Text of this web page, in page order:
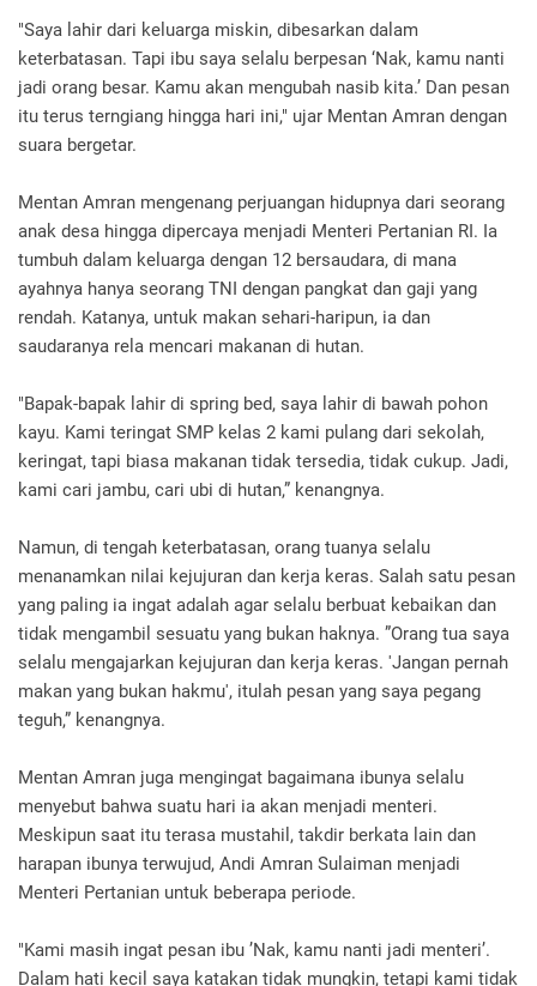
"Saya lahir dari keluarga miskin, dibesarkan dalam
keterbatasan. Tapi ibu saya selalu berpesan ‘Nak, kamu nanti
jadi orang besar. Kamu akan mengubah nasib kita.’ Dan pesan
itu terus terngiang hingga hari ini," ujar Mentan Amran dengan
suara bergetar.
Mentan Amran mengenang perjuangan hidupnya dari seorang
anak desa hingga dipercaya menjadi Menteri Pertanian RI. Ia
tumbuh dalam keluarga dengan 12 bersaudara, di mana
ayahnya hanya seorang TNI dengan pangkat dan gaji yang
rendah. Katanya, untuk makan sehari-haripun, ia dan
saudaranya rela mencari makanan di hutan.
"Bapak-bapak lahir di spring bed, saya lahir di bawah pohon
kayu. Kami teringat SMP kelas 2 kami pulang dari sekolah,
keringat, tapi biasa makanan tidak tersedia, tidak cukup. Jadi,
kami cari jambu, cari ubi di hutan,” kenangnya.
Namun, di tengah keterbatasan, orang tuanya selalu
menanamkan nilai kejujuran dan kerja keras. Salah satu pesan
yang paling ia ingat adalah agar selalu berbuat kebaikan dan
tidak mengambil sesuatu yang bukan haknya. ”Orang tua saya
selalu mengajarkan kejujuran dan kerja keras. 'Jangan pernah
makan yang bukan hakmu', itulah pesan yang saya pegang
teguh,” kenangnya.
Mentan Amran juga mengingat bagaimana ibunya selalu
menyebut bahwa suatu hari ia akan menjadi menteri.
Meskipun saat itu terasa mustahil, takdir berkata lain dan
harapan ibunya terwujud, Andi Amran Sulaiman menjadi
Menteri Pertanian untuk beberapa periode.
"Kami masih ingat pesan ibu ’Nak, kamu nanti jadi menteri’.
Dalam hati kecil saya katakan tidak mungkin, tetapi kami tidak